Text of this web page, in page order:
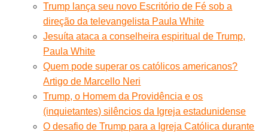
Trump lança seu novo Escritório de Fé sob a
direção da televangelista Paula White
Jesuíta ataca a conselheira espiritual de Trump,
Paula White
Quem pode superar os católicos americanos?
Artigo de Marcello Neri
Trump, o Homem da Providência e os
(inquietantes) silêncios da Igreja estadunidense
O desafio de Trump para a Igreja Católica durante